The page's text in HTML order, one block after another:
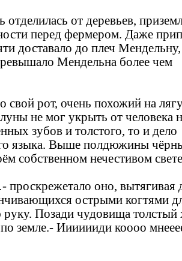
отделилась от деревьев,
перед фермером. Даже
доставало до плеч
Мендельна более чем
свой рот, очень похожий на
не мог укрыть от человека
зубов и толстого, то и дело
языка. Выше полдюжины
собственном нечестивом
оно, вытягивая
острыми когтями
руку. Позади чудовища толстый
земле.- Ииииииди коооо